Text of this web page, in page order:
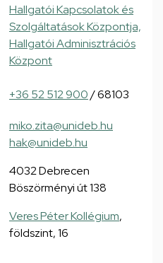
Hallgatói Kapcsolatok és
Szolgáltatások Központja,
Hallgatói Adminisztrációs
Központ
+36 52 512 900/ 68103
miko.zita@unideb.hu
hak@unideb.hu
4032 Debrecen
Böszörményi út 138
Veres Péter Kollégium,
földszint, 16